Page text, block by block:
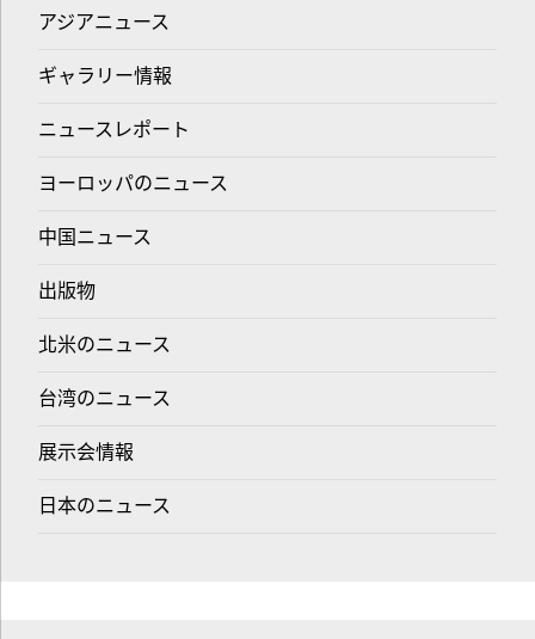
アジアニュース
ギャラリー情報
ニュースレポート
ヨーロッパのニュース
中国ニュース
出版物
北米のニュース
台湾のニュース
展示会情報
日本のニュース